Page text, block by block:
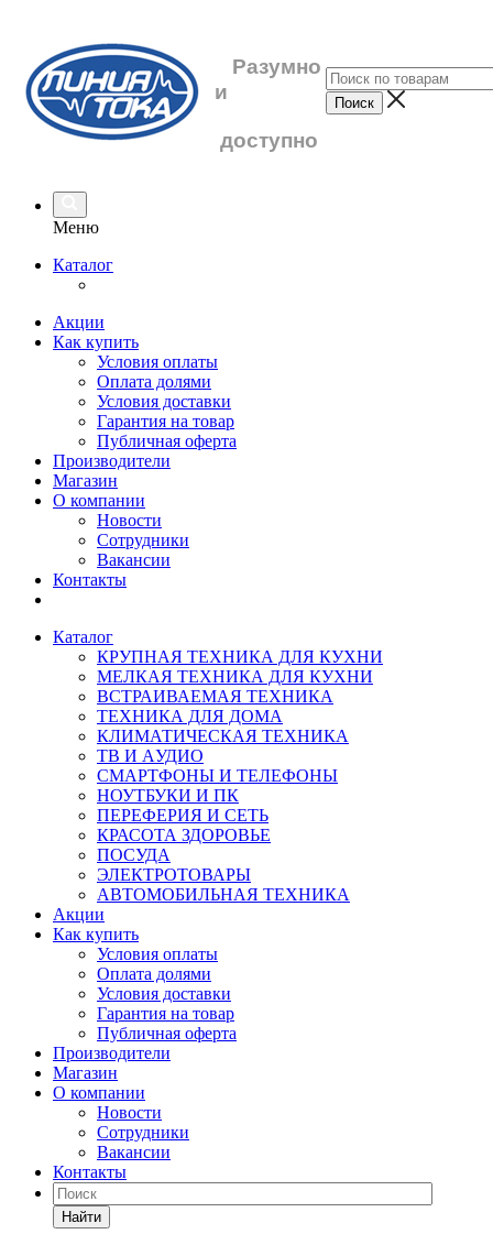
Разумно
и
доступно
Меню
Каталог
Акции
Как купить
Условия оплаты
Оплата долями
Условия доставки
Гарантия на товар
Публичная оферта
Производители
Магазин
О компании
Новости
Сотрудники
Вакансии
Контакты
Каталог
КРУПНАЯ ТЕХНИКА ДЛЯ КУХНИ
МЕЛКАЯ ТЕХНИКА ДЛЯ КУХНИ
ВСТРАИВАЕМАЯ ТЕХНИКА
ТЕХНИКА ДЛЯ ДОМА
КЛИМАТИЧЕСКАЯ ТЕХНИКА
ТВ И AУДИО
СМАРТФОНЫ И ТЕЛЕФОНЫ
НОУТБУКИ И ПК
ПЕРЕФЕРИЯ И СЕТЬ
КРАСОТА ЗДОРОВЬЕ
ПОСУДА
ЭЛЕКТРОТОВАРЫ
АВТОМОБИЛЬНАЯ ТЕХНИКА
Акции
Как купить
Условия оплаты
Оплата долями
Условия доставки
Гарантия на товар
Публичная оферта
Производители
Магазин
О компании
Новости
Сотрудники
Вакансии
Контакты
Найти